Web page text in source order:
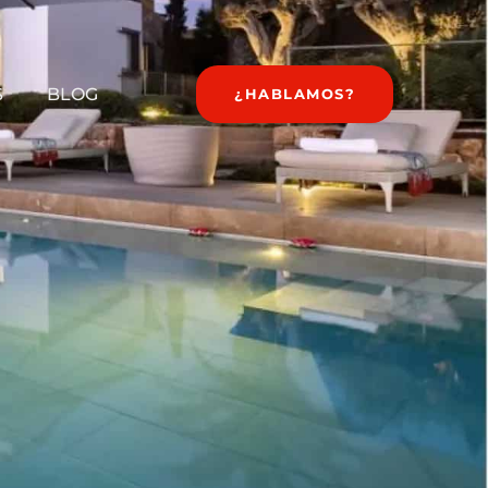
BLOG ¿HABLAMOS?